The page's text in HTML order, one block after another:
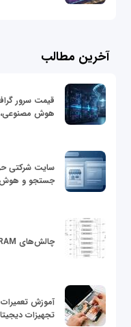
آخرین مطالب
هوش مصنوعی،
سایت شرکتی
جستجو و
چالش‌های RAM در Workloadهای محاسباتی HPC
آموزش تعمیرات
تجهیزات